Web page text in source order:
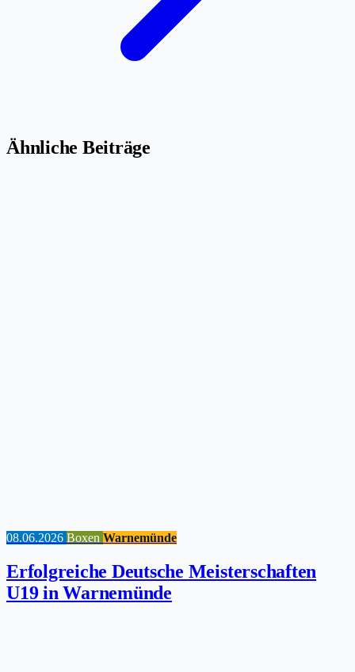
Ähnliche Beiträge
08.06.2026 Boxen Warnemünde
Erfolgreiche Deutsche Meisterschaften
U19 in Warnemünde